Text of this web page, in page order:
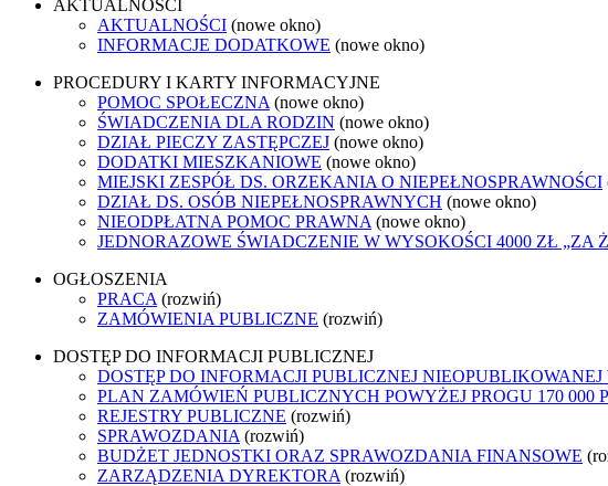
AKTUALNOŚCI
AKTUALNOŚCI (nowe okno)
INFORMACJE DODATKOWE (nowe okno)
PROCEDURY I KARTY INFORMACYJNE
POMOC SPOŁECZNA (nowe okno)
ŚWIADCZENIA DLA RODZIN (nowe okno)
DZIAŁ PIECZY ZASTĘPCZEJ (nowe okno)
DODATKI MIESZKANIOWE (nowe okno)
MIEJSKI ZESPÓŁ DS. ORZEKANIA O NIEPEŁNOSPRAWNOŚCI
DZIAŁ DS. OSÓB NIEPEŁNOSPRAWNYCH (nowe okno)
NIEODPŁATNA POMOC PRAWNA (nowe okno)
JEDNORAZOWE ŚWIADCZENIE W WYSOKOŚCI 4000 ZŁ „ZA
OGŁOSZENIA
PRACA (rozwiń)
ZAMÓWIENIA PUBLICZNE (rozwiń)
DOSTĘP DO INFORMACJI PUBLICZNEJ
DOSTĘP DO INFORMACJI PUBLICZNEJ NIEOPUBLIKOWANEJ
PLAN ZAMÓWIEŃ PUBLICZNYCH POWYŻEJ PROGU 170 000
REJESTRY PUBLICZNE (rozwiń)
SPRAWOZDANIA (rozwiń)
BUDŻET JEDNOSTKI ORAZ SPRAWOZDANIA FINANSOWE
ZARZĄDZENIA DYREKTORA (rozwiń)